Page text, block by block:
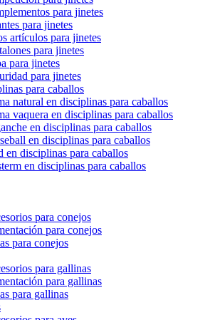
para jinetes
para jinetes
artículos para jinetes
para jinetes
para jinetes
para jinetes
para caballos
natural en disciplinas para caballos
vaquera en disciplinas para caballos
en disciplinas para caballos
en disciplinas para caballos
en disciplinas para caballos
en disciplinas para caballos
para conejos
para conejos
para conejos
para gallinas
para gallinas
para gallinas